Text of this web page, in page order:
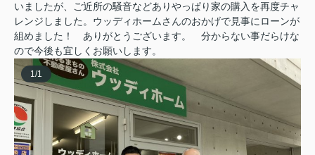
いましたが、ご近所の騒音などありやっぱり家の購入を再度チャ
レンジしました。ウッディホームさんのおかげで見事にローンが
組めました！ ありがとうございます。 分からない事だらけな
ので今後も宜しくお願いします。
1/1